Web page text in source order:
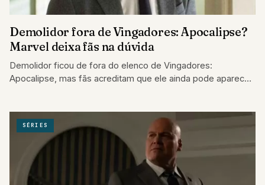
Demolidor fora de Vingadores: Apocalipse?
Marvel deixa fãs na dúvida
Demolidor ficou de fora do elenco de Vingadores:
Apocalipse, mas fãs acreditam que ele ainda pode aparecer
SÉRIES